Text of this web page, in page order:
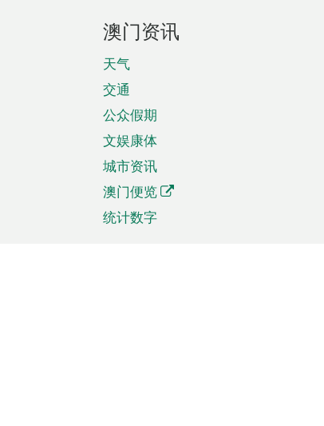
澳门资讯
天气
交通
公众假期
文娱康体
城市资讯
澳门便览
统计数字